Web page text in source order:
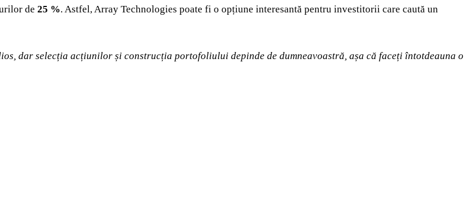
de 25 %. Astfel, Array Technologies poate fi o opțiune interesantă pentru investitorii care caută un
dar selecția acțiunilor și construcția portofoliului depinde de dumneavoastră, așa că faceți întotdeauna o